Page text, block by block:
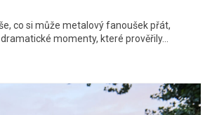
co si může metalový fanoušek přát,
momenty, které prověřily…